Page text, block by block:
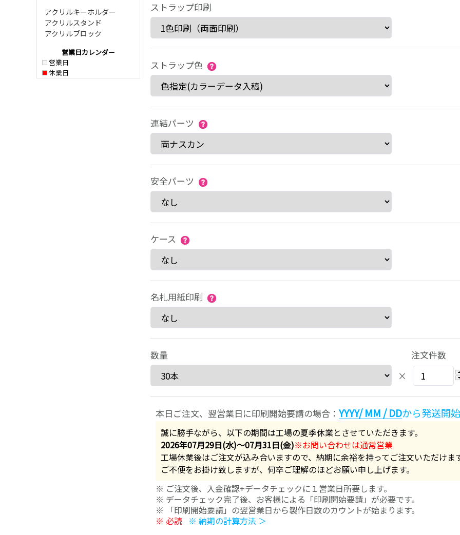
アクリルキーホルダー
アクリルスタンド
アクリルブロック
営業日カレンダー
営業日
休業日
ストラップ印刷
ストラップ色
連結パーツ
安全パーツ
ケース
名札用紙印刷
数量
注文件数
×
本日ご注文、翌営業日に印刷開始要請の場合：YYYY/ MM / DDから発送開
誠に勝手ながら、以下の期間は工場の夏季休業とさせていただきます。
2026年07月29日(水)～07月31日(金)※お問い合わせは通常営業
工場休業後はご注文が込み合いますので、納期に余裕を持ってご注文いただけま
ご不便をお掛け致しますが、何卒ご理解のほどお願い申し上げます。
※ ご注文後、入金確認+データチェックに１営業日所要します。
※ データチェック完了後、お客様による「印刷開始要請」が必要です。
※ 「印刷開始要請」の翌営業日から製作日数のカウントが始まります。
※ 必読 ※ 納期の計算方法 ＞